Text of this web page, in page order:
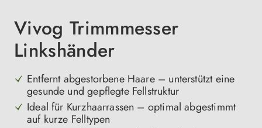
Vivog Trimmmesser
Linkshänder
Entfernt abgestorbene Haare – unterstützt eine
gesunde und gepflegte Fellstruktur
Ideal für Kurzhaarrassen – optimal abgestimmt
auf kurze Felltypen